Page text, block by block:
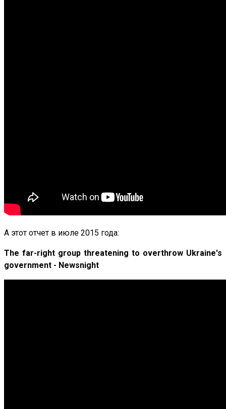
А этот отчет в июле 2015 года:
The far-right group threatening to overthrow Ukraine's
government - Newsnight